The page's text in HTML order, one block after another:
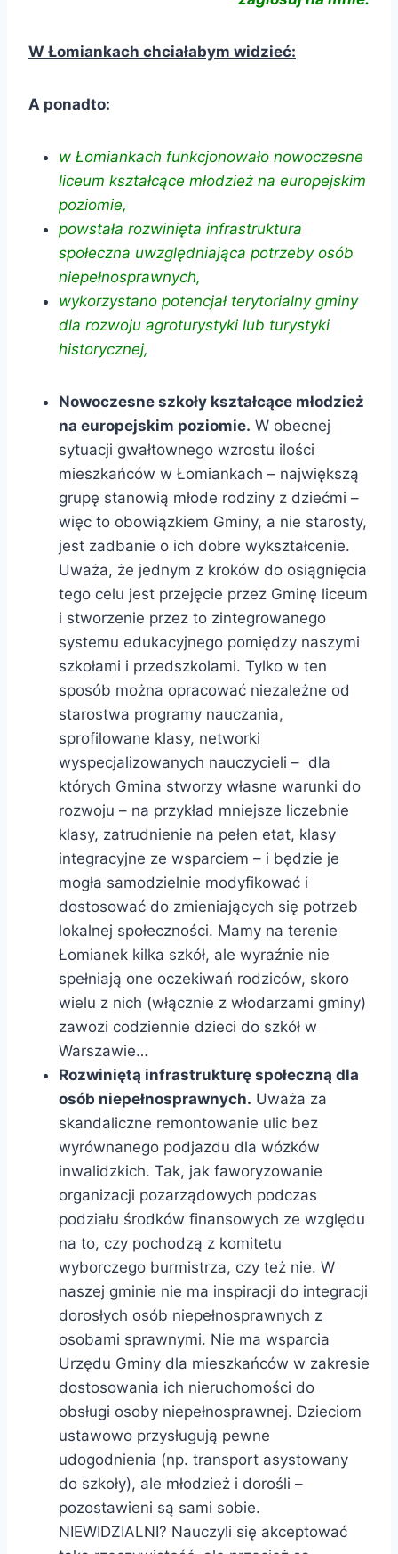
W Łomiankach chciałabym widzieć:
A ponadto:
w Łomiankach funkcjonowało nowoczesne
liceum kształcące młodzież na europejskim
poziomie,
powstała rozwinięta infrastruktura
społeczna uwzględniająca potrzeby osób
niepełnosprawnych,
wykorzystano potencjał terytorialny gminy
dla rozwoju agroturystyki lub turystyki
historycznej,
Nowoczesne szkoły kształcące młodzież
na europejskim poziomie. W obecnej
sytuacji gwałtownego wzrostu ilości
mieszkańców w Łomiankach – największą
grupę stanowią młode rodziny z dziećmi –
więc to obowiązkiem Gminy, a nie starosty,
jest zadbanie o ich dobre wykształcenie.
Uważa, że jednym z kroków do osiągnięcia
tego celu jest przejęcie przez Gminę liceum
i stworzenie przez to zintegrowanego
systemu edukacyjnego pomiędzy naszymi
szkołami i przedszkolami. Tylko w ten
sposób można opracować niezależne od
starostwa programy nauczania,
sprofilowane klasy, networki
wyspecjalizowanych nauczycieli – dla
których Gmina stworzy własne warunki do
rozwoju – na przykład mniejsze liczebnie
klasy, zatrudnienie na pełen etat, klasy
integracyjne ze wsparciem – i będzie je
mogła samodzielnie modyfikować i
dostosować do zmieniających się potrzeb
lokalnej społeczności. Mamy na terenie
Łomianek kilka szkół, ale wyraźnie nie
spełniają one oczekiwań rodziców, skoro
wielu z nich (włącznie z włodarzami gminy)
zawozi codziennie dzieci do szkół w
Warszawie…
Rozwiniętą infrastrukturę społeczną dla
osób niepełnosprawnych. Uważa za
skandaliczne remontowanie ulic bez
wyrównanego podjazdu dla wózków
inwalidzkich. Tak, jak faworyzowanie
organizacji pozarządowych podczas
podziału środków finansowych ze względu
na to, czy pochodzą z komitetu
wyborczego burmistrza, czy też nie. W
naszej gminie nie ma inspiracji do integracji
dorosłych osób niepełnosprawnych z
osobami sprawnymi. Nie ma wsparcia
Urzędu Gminy dla mieszkańców w zakresie
dostosowania ich nieruchomości do
obsługi osoby niepełnosprawnej. Dzieciom
ustawowo przysługują pewne
udogodnienia (np. transport asystowany
do szkoły), ale młodzież i dorośli –
pozostawieni są sami sobie.
NIEWIDZIALNI? Nauczyli się akceptować